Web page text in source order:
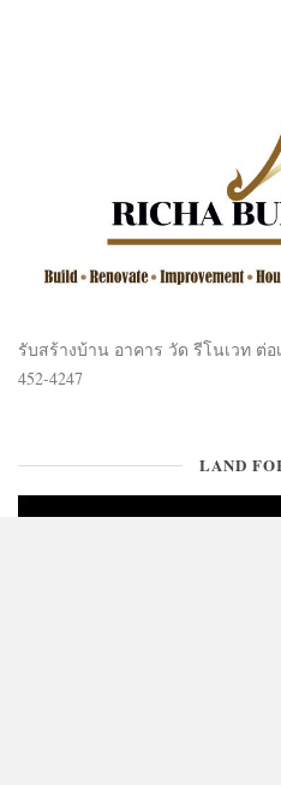
รับสร้างบ้าน อาคาร วัด รีโนเวท ต่
452-4247
LAND